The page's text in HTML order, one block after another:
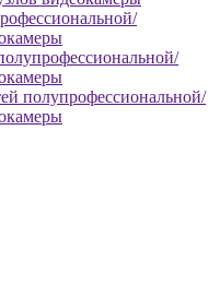
полупрофессиональной/